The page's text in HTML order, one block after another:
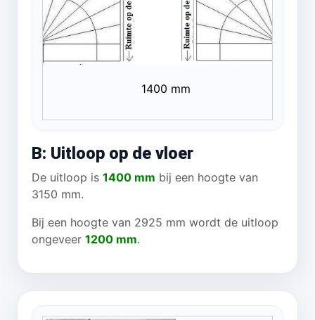
1400 mm
B: Uitloop op de vloer
De uitloop is 1400 mm bij een hoogte van
3150 mm.
Bij een hoogte van 2925 mm wordt de uitloop
ongeveer 1200 mm.